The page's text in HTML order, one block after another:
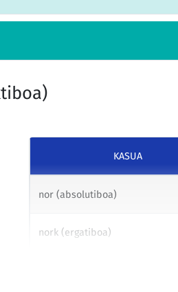
KASUA
nor (absolutiboa)
nork (ergatiboa)